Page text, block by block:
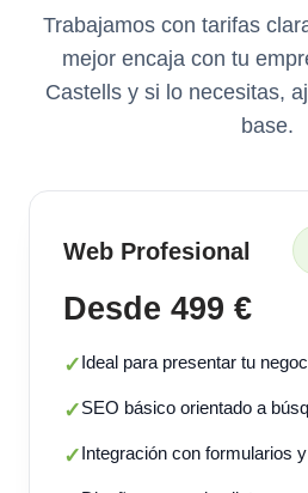
Trabajamos con tarifas
mejor encaja con tu
Castells y si lo necesitas,
base.
Web Profesional
Desde 499 €
✓Ideal para presentar tu
✓SEO básico orientado a
✓Integración con formularios